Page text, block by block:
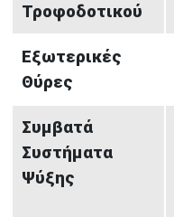
Τροφοδοτικού
Εξωτερικές
Θύρες
Συμβατά
Συστήματα
Ψύξης